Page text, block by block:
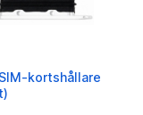
kortshållare